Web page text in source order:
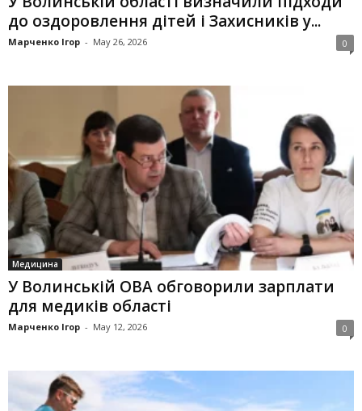
до оздоровлення дітей і Захисників у...
Марченко Ігор - May 26, 2026 0
Медицина
У Волинській ОВА обговорили зарплати
для медиків області
Марченко Ігор - May 12, 2026 0